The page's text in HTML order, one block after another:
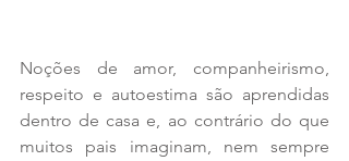
Noções de amor, companheirismo,
respeito e autoestima são aprendidas
dentro de casa e, ao contrário do que
muitos pais imaginam, nem sempre